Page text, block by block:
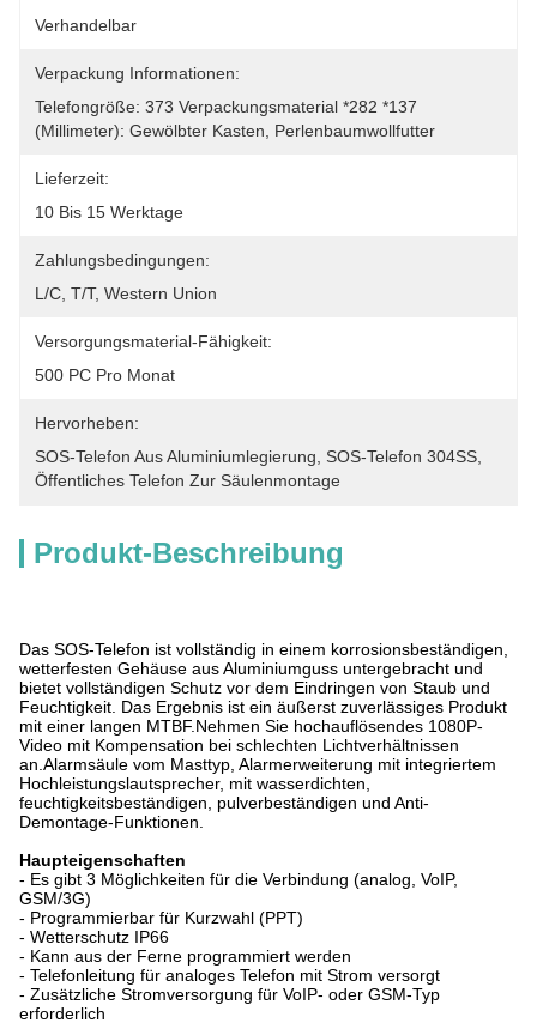
Verhandelbar
Verpackung Informationen:
Telefongröße: 373 Verpackungsmaterial *282 *137
(Millimeter): Gewölbter Kasten, Perlenbaumwollfutter
Lieferzeit:
10 Bis 15 Werktage
Zahlungsbedingungen:
L/C, T/T, Western Union
Versorgungsmaterial-Fähigkeit:
500 PC Pro Monat
Hervorheben:
SOS-Telefon Aus Aluminiumlegierung
SOS-Telefon 304SS
Öffentliches Telefon Zur Säulenmontage
Produkt-Beschreibung
Das SOS-Telefon ist vollständig in einem korrosionsbeständigen,
wetterfesten Gehäuse aus Aluminiumguss untergebracht und
bietet vollständigen Schutz vor dem Eindringen von Staub und
Feuchtigkeit. Das Ergebnis ist ein äußerst zuverlässiges Produkt
mit einer langen MTBF.Nehmen Sie hochauflösendes 1080P-
Video mit Kompensation bei schlechten Lichtverhältnissen
an.Alarmsäule vom Masttyp, Alarmerweiterung mit integriertem
Hochleistungslautsprecher, mit wasserdichten,
feuchtigkeitsbeständigen, pulverbeständigen und Anti-
Demontage-Funktionen.
Haupteigenschaften
- Es gibt 3 Möglichkeiten für die Verbindung (analog, VoIP,
GSM/3G)
- Programmierbar für Kurzwahl (PPT)
- Wetterschutz IP66
- Kann aus der Ferne programmiert werden
- Telefonleitung für analoges Telefon mit Strom versorgt
- Zusätzliche Stromversorgung für VoIP- oder GSM-Typ
erforderlich